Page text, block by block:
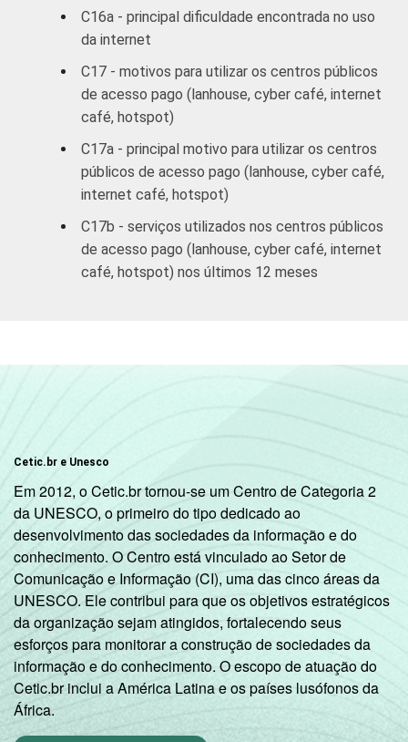
SITUAÇÃO
EMPREGO
Desempregado 51
Não integra a
população
economicamente
ativa 3
75
1Base ponderada: 9.932 entrevistados que
usaram a Internet nos últimos três meses
(amostra principal +oversamplede usuários
família e a posse de uma série de utensílios
3Nesta categoria estão contabilizados os
estudantes, aposentados e as donas de
casa.
Fonte: NIC.br - set/nov 2010
C16a - principal dificuldade encontrada no uso
da internet
C17 - motivos para utilizar os centros públicos
de acesso pago (lanhouse, cyber café, internet
café, hotspot)
C17a - principal motivo para utilizar os centros
públicos de acesso pago (lanhouse, cyber café,
internet café, hotspot)
C17b - serviços utilizados nos centros públicos
de acesso pago (lanhouse, cyber café, internet
café, hotspot) nos últimos 12 meses
Cetic.br e Unesco
Em 2012, o Cetic.br tornou-se um Centro de Categoria 2
da UNESCO, o primeiro do tipo dedicado ao
desenvolvimento das sociedades da informação e do
conhecimento. O Centro está vinculado ao Setor de
Comunicação e Informação (CI), uma das cinco áreas da
UNESCO. Ele contribui para que os objetivos estratégicos
da organização sejam atingidos, fortalecendo seus
esforços para monitorar a construção de sociedades da
informação e do conhecimento. O escopo de atuação do
Cetic.br inclui a América Latina e os países lusófonos da
África.